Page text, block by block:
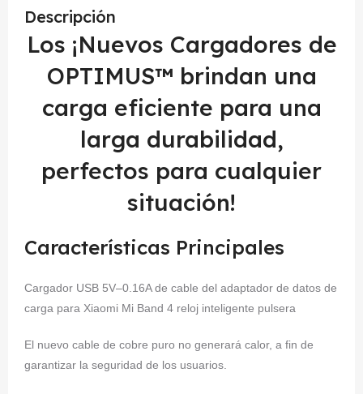
Descripción
Los ¡Nuevos Cargadores de
OPTIMUS™ brindan una
carga eficiente para una
larga durabilidad,
perfectos para cualquier
situación!
Características Principales
Cargador USB 5V–0.16A de cable del adaptador de datos de
carga para Xiaomi Mi Band 4 reloj inteligente pulsera
El nuevo cable de cobre puro no generará calor, a fin de
garantizar la seguridad de los usuarios.